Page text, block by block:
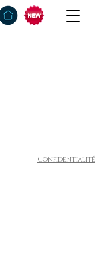
Confidentialité